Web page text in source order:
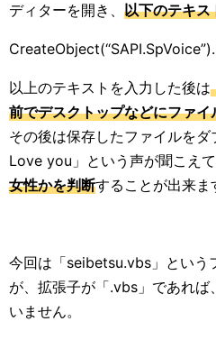
ディターを開き、 以下のテキス
以上のテキストを入力した後は
前でデスクトップなどにファイ
その後は保存したファイルを
Love you」という声が聞こえ
女性かを判断することが出来ま
今回は「seibetsu.vbs」という
が、拡張子が「.vbs」であれ
いません。